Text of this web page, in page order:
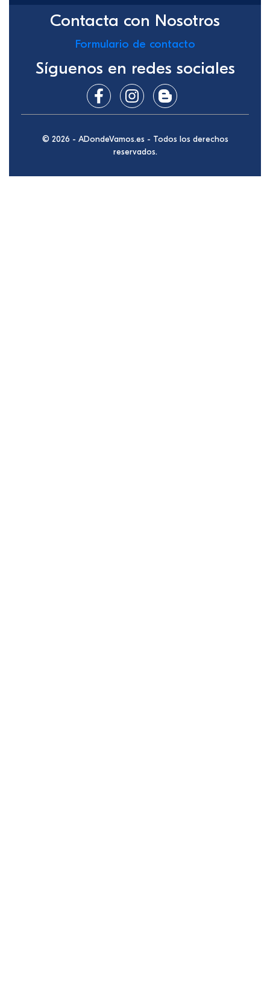
Contacta con Nosotros
Formulario de contacto
Síguenos en redes sociales
© 2026 - ADondeVamos.es - Todos los derechos
reservados.